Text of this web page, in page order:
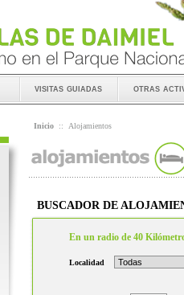
visitas guiadas otras
Inicio :: Alojamientos
BUSCADOR DE
En un radio de 40
Localidad